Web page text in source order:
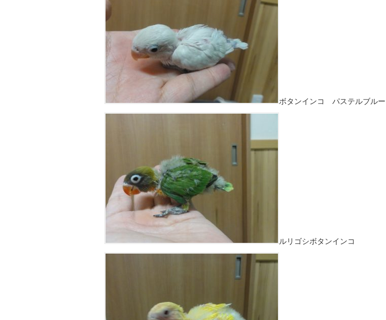
ボタンインコ パステルブルー
ルリゴシボタンインコ